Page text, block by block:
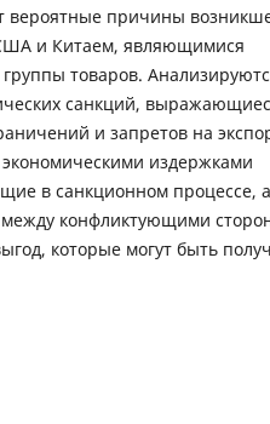
вероятные причины
и Китаем, являющимися
товаров.
санкций,
и запретов на
издержками
в санкционном процессе,
между конфликтующими
которые могут быть